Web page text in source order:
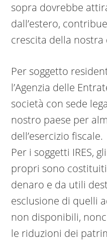
sopra dovrebbe
dall’estero,
crescita della nostra
Per soggetto
l’Agenzia delle
società con sede
nostro paese per
dell’esercizio fiscale.
Per i soggetti IRES,
propri sono
denaro e da utili
esclusione di quelli
non disponibili,
le riduzioni dei